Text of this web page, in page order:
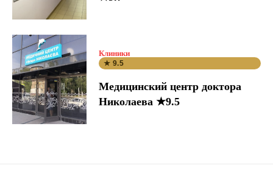
Клиники
★ 9.5
Медицинский центр доктора
Николаева ★9.5